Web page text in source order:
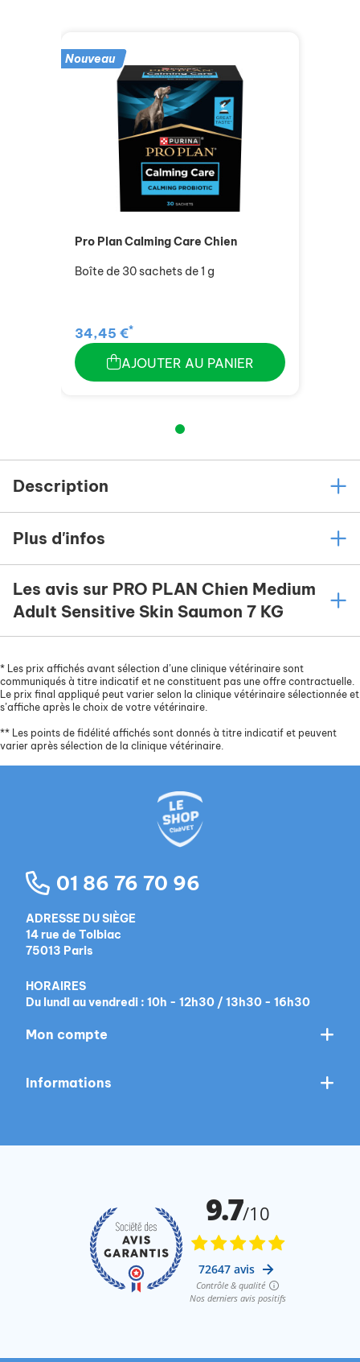
Nouveau
Pro Plan Calming Care Chien
Boîte de 30 sachets de 1 g
34,45 €*
AJOUTER AU PANIER
Description
Plus d'infos
Les avis sur PRO PLAN Chien Medium
Adult Sensitive Skin Saumon 7 KG
* Les prix affichés avant sélection d’une clinique vétérinaire sont
communiqués à titre indicatif et ne constituent pas une offre contractuelle.
Le prix final appliqué peut varier selon la clinique vétérinaire sélectionnée et
s’affiche après le choix de votre vétérinaire.
** Les points de fidélité affichés sont donnés à titre indicatif et peuvent
varier après sélection de la clinique vétérinaire.
01 86 76 70 96
ADRESSE DU SIÈGE
14 rue de Tolbiac
75013 Paris
HORAIRES
Du lundi au vendredi : 10h - 12h30 / 13h30 - 16h30
Mon compte
Informations